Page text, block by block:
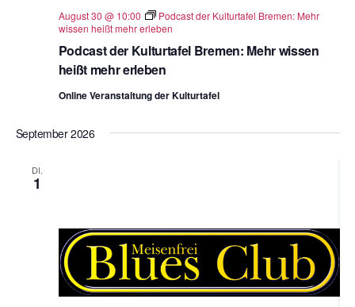
Podcast der Kulturtafel Bremen: Mehr wissen
heißt mehr erleben
August 30 @ 10:00
Podcast der Kulturtafel Bremen: Mehr
wissen heißt mehr erleben
Online Veranstaltung der Kulturtafel
September 2026
DI.
1